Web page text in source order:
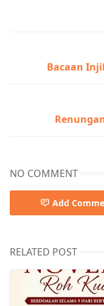
Bacaan
NO COMMENT
Add
RELATED POST